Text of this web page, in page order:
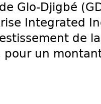
Glo-Djigbé
Integrated
de
pour un